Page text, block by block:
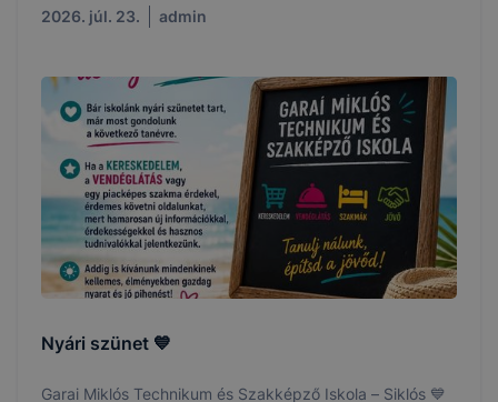
2026. júl. 23. admin
Nyári szünet 💙
Garai Miklós Technikum és Szakképző Iskola – Siklós 💙